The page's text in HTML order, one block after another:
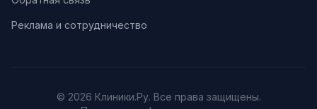
Реклама и сотрудничество
© 2026 Клиники.Ру. Все права защищены.